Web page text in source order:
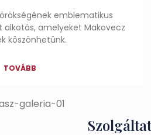
emblematikus
alkotás, amelyeket Makovecz
köszönhetünk.
TOVÁBB